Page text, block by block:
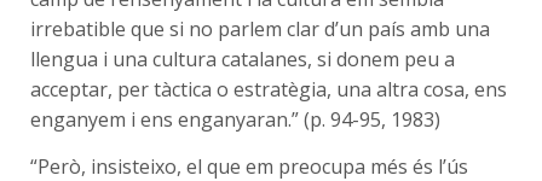
irrebatible que si no parlem clar d’un país amb una
llengua i una cultura catalanes, si donem peu a
acceptar, per tàctica o estratègia, una altra cosa, ens
enganyem i ens enganyaran.” (p. 94-95, 1983)
“Però, insisteixo, el que em preocupa més és l’ús